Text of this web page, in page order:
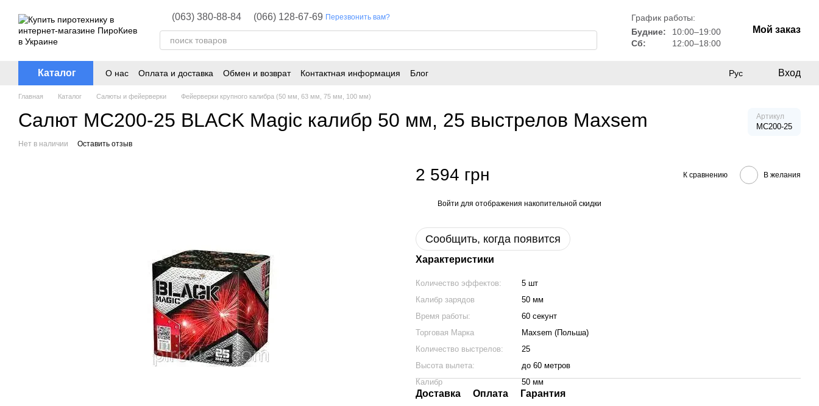
(063) 380-88-84 (066) 128-67-69 Перезвонить вам?
График работы:
Будние:
10:00–19:00
Сб:
12:00–18:00
Мой заказ
Каталог О нас Оплата и доставка Обмен и возврат Контактная информация Блог Рус Вход
Главная Каталог Салюты и фейерверки Фейерверки крупного калибра (50 мм, 63 мм, 75 мм, 100 мм)
Салют MC200-25 BLACK Magic калибр 50 мм, 25 выстрелов Maxsem Артикул
MC200-25
Нет в наличии Оставить отзыв
2 594 грн К сравнению В желания
Войти для отображения накопительной скидки
Сообщить, когда появится
Характеристики
Количество эффектов:
5 шт
Калибр зарядов
50 мм
Время работы:
60 секунт
Торговая Марка
Maxsem (Польша)
Количество выстрелов:
25
Высота вылета:
до 60 метров
Калибр
50 мм
Доставка Оплата
Гарантия